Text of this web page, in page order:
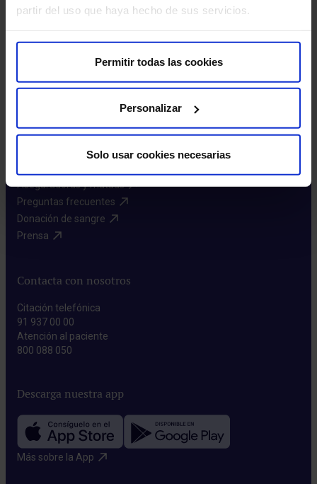
partir del uso que haya hecho de sus servicios.
Permitir todas las cookies
Personalizar
Solo usar cookies necesarias
Fundación HM​
Instituto HM Hospitales​
Intranet HM Hospitales​
Enlaces de interés
Aseguradoras y mutuas​
Preguntas frecuentes​
Donación de sangre​
Prensa​
Contacta con nosotros
Citación telefónica
91 937 00 00
Atención al paciente
800 088 050
Descarga nuestra app
Más sobre la App​